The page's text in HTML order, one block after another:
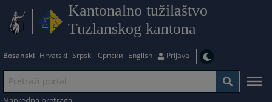
Kantonalno tužilaštvo
Tuzlanskog kantona
Bosanski Hrvatski Srpski Српски English Prijava